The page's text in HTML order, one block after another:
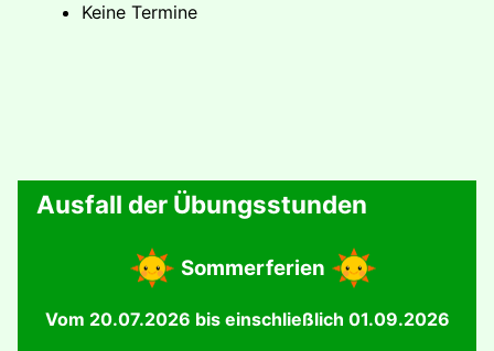
Keine Termine
Ausfall der Übungsstunden
Sommerferien
Vom 20.07.2026 bis einschließlich 01.09.2026